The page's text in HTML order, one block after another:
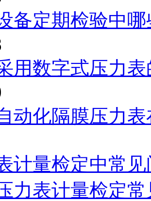
备定期检验中
用数字式压力
动化隔膜压力
计量检定中常
力表计量检定